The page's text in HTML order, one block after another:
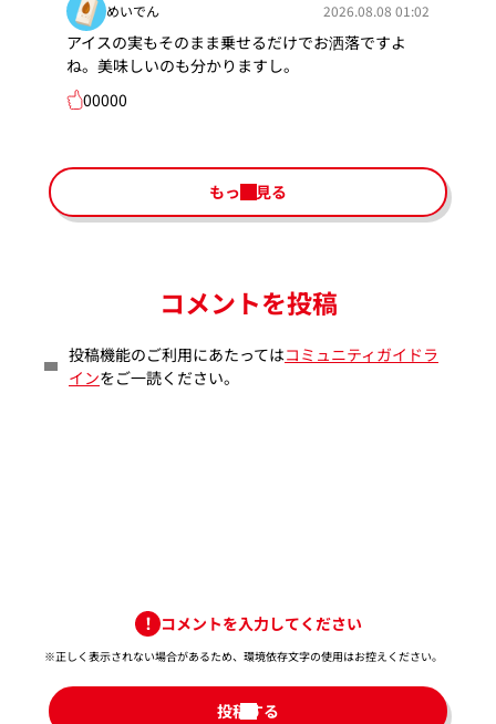
めいでん 2026.08.08 01:02
アイスの実もそのまま乗せるだけでお洒落ですよ
ね。美味しいのも分かりますし。
00000
もっと見る
コメントを投稿
投稿機能のご利用にあたってはコミュニティガイドラ
インをご一読ください。
コメントを入力してください
※正しく表示されない場合があるため、環境依存文字の使用はお控えください。​
投稿する